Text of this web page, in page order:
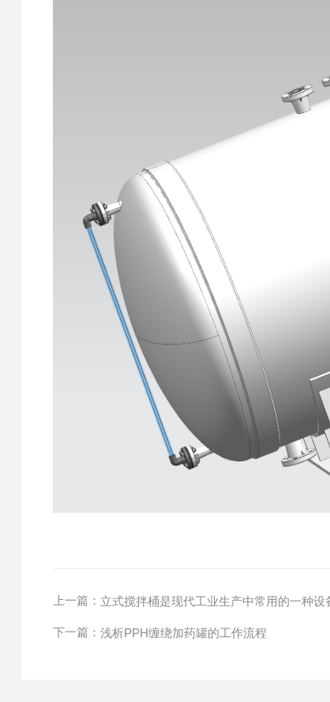
上一篇： 立式搅拌桶是现代工业生产中常用的一种设
下一篇： 浅析PPH缠绕加药罐的工作流程